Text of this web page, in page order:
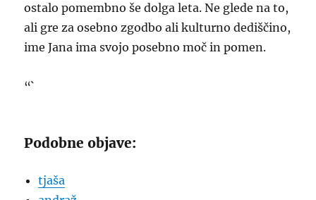
ostalo pomembno še dolga leta. Ne glede na to,
ali gre za osebno zgodbo ali kulturno dediščino,
ime Jana ima svojo posebno moč in pomen.
“`
Podobne objave:
tjaša